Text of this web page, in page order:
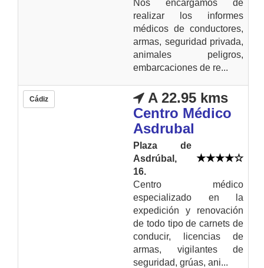
Nos encargamos de
realizar los informes
médicos de conductores,
armas, seguridad privada,
animales peligros,
embarcaciones de re...
Cádiz
A 22.95 kms
Centro Médico
Asdrubal
Plaza de
Asdrúbal,
16.
Centro médico
especializado en la
expedición y renovación
de todo tipo de carnets de
conducir, licencias de
armas, vigilantes de
seguridad, grúas, ani...